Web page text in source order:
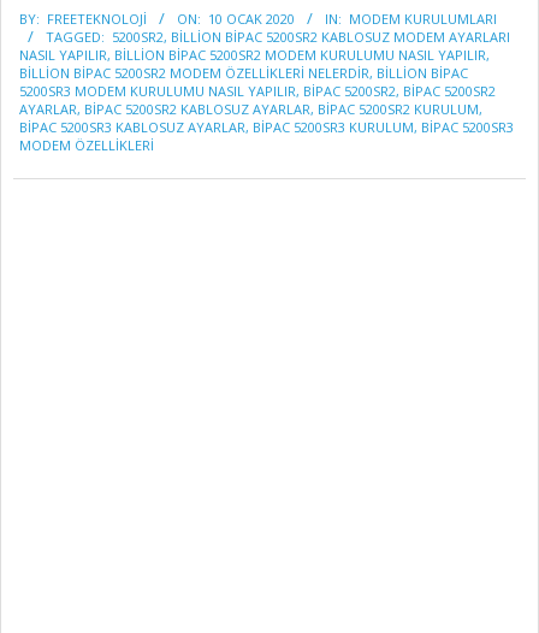
01-
10
BY: FREETEKNOLOJI ON: 10 OCAK 2020 IN: MODEM KURULUMLARI
TAGGED: 5200SR2, BİLLİON BIPAC 5200SR2 KABLOSUZ MODEM AYARLARI
NASIL YAPILIR, BILLION BIPAC 5200SR2 MODEM KURULUMU NASIL YAPILIR,
BİLLİON BIPAC 5200SR2 MODEM ÖZELLİKLERİ NELERDİR, BİLLİON BIPAC
5200SR3 MODEM KURULUMU NASIL YAPILIR, BIPAC 5200SR2, BIPAC 5200SR2
AYARLAR, BIPAC 5200SR2 KABLOSUZ AYARLAR, BIPAC 5200SR2 KURULUM,
BIPAC 5200SR3 KABLOSUZ AYARLAR, BIPAC 5200SR3 KURULUM, BIPAC 5200SR3
MODEM ÖZELLIKLERI